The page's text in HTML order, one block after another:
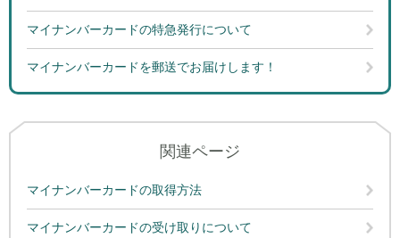
マイナンバーカードの特急発行について
マイナンバーカードを郵送でお届けします！
関連ページ
マイナンバーカードの取得方法
マイナンバーカードの受け取りについて